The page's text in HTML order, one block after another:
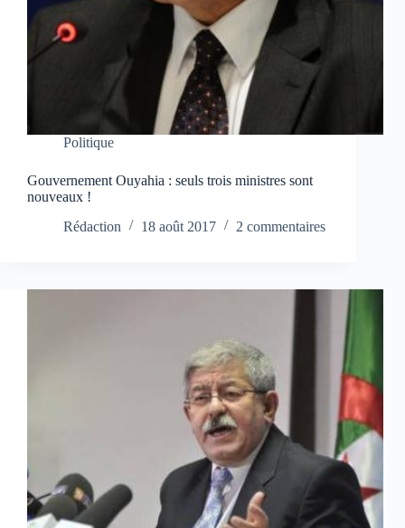
Politique
Gouvernement Ouyahia : seuls trois ministres sont
nouveaux !
Rédaction
18 août 2017 2 commentaires